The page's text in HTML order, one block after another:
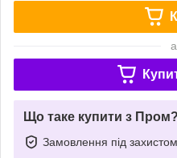
Що таке купити з Пром?
Замовлення під захистом